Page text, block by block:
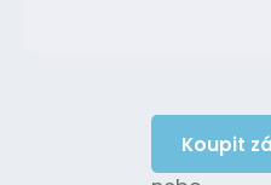
Koupit